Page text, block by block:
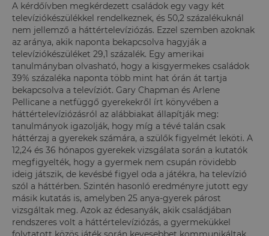
A kérdőívben megkérdezett családok egy vagy két
televíziókészülékkel rendelkeznek, és 50,2 százalékuknál
nem jellemző a háttértelevíziózás. Ezzel szemben azoknak
az aránya, akik naponta bekapcsolva hagyják a
televíziókészüléket 29,1 százalék. Egy amerikai
tanulmányban olvasható, hogy a kisgyermekes családok
39% százaléka naponta több mint hat órán át tartja
bekapcsolva a televíziót. Gary Chapman és Arlene
Pellicane a netfüggő gyerekekről írt könyvében a
háttértelevíziózásról az alábbiakat állapítják meg:
tanulmányok igazolják, hogy míg a tévé talán csak
háttérzaj a gyerekek számára, a szülők figyelmét leköti. A
12,24 és 36 hónapos gyerekek vizsgálata során a kutatók
megfigyelték, hogy a gyermek nem csupán rövidebb
ideig játszik, de kevésbé figyel oda a játékra, ha televízió
szól a háttérben. Szintén hasonló eredményre jutott egy
másik kutatás is, amelyben 25 anya-gyerek párost
vizsgáltak meg. Azok az édesanyák, akik családjában
rendszeres volt a háttértelevíziózás, a gyermekükkel